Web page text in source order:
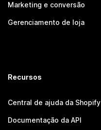
Marketing e conversão
Gerenciamento de loja
Recursos
Central de ajuda da Shopify
Documentação da API